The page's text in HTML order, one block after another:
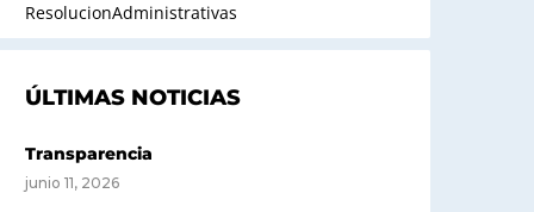
ResolucionAdministrativas
ÚLTIMAS NOTICIAS
Transparencia
junio 11, 2026